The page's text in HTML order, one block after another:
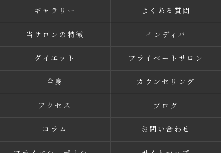
ギャラリー よくある質問
当サロンの特徴 インディバ
ダイエット プライベートサロン
全身 カウンセリング
アクセス ブログ
コラム お問い合わせ